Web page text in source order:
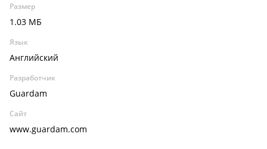
Размер
1.03 МБ
Язык
Английский
Разработчик
Guardam
Сайт
www.guardam.com